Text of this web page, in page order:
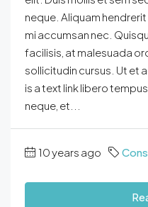
neque. Aliquam
mi accumsan nec.
facilisis, at malesuada
sollicitudin cursus. Ut et
is a text link libero
neque, et...
10 years ago